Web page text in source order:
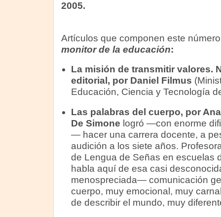
2005.
Artículos que componen este
monitor de la educación:
La misión de transmitir valores.
editorial, por Daniel Filmus
Educación, Ciencia y Tecnología
Las palabras del cuerpo, por
De Simone logró —con enorme
— hacer una carrera docente, a
audición a los siete años.
de Lengua de Señas en escuelas
habla aquí de esa casi
menospreciada— comunicación
cuerpo, muy emocional, muy
de describir el mundo, muy